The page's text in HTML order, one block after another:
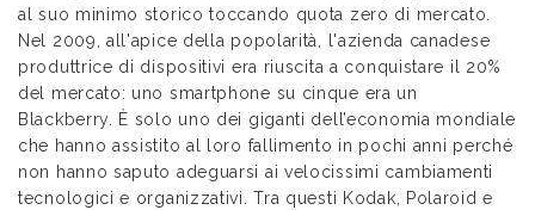
al suo minimo storico toccando quota zero di mercato.
Nel 2009, all'apice della popolarità, l'azienda canadese
produttrice di dispositivi era riuscita a conquistare il 20%
del mercato: uno smartphone su cinque era un
Blackberry. È solo uno dei giganti dell’economia mondiale
che hanno assistito al loro fallimento in pochi anni perché
non hanno saputo adeguarsi ai velocissimi cambiamenti
tecnologici e organizzativi. Tra questi Kodak, Polaroid e